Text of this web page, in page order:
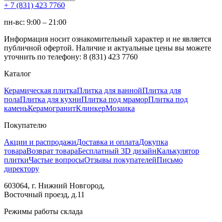
+ 7 (831) 423 7760
пн-вс: 9:00 – 21:00
Информация носит ознакомительный характер и не является
публичной офертой. Наличие и актуальные цены вы можете
уточнить по телефону: 8 (831) 423 7760
Каталог
Керамическая плиткаПлитка для ваннойПлитка для
полаПлитка для кухниПлитка под мраморПлитка под
каменьКерамогранитКлинкерМозаика
Покупателю
Акции и распродажиДоставка и оплатаДокупка
товараВозврат товараБесплатный 3D дизайнКалькулятор
плиткиЧастые вопросыОтзывы покупателейПисьмо
директору
603064, г. Нижний Новгород,
Восточный проезд, д.11
Режимы работы склада